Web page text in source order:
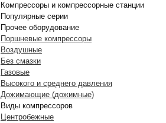
Компрессоры и компрессорные станции
Популярные серии
Прочее оборудование
Поршневые компрессоры
Воздушные
Без смазки
Газовые
Высокого и среднего давления
Дожимающие (дожимные)
Виды компрессоров
Центробежные